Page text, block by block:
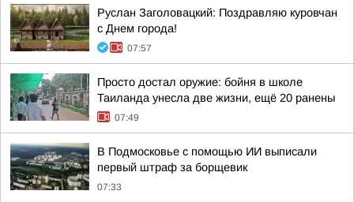
Руслан Заголовацкий: Поздравляю куровчан
с Днем города!
07:57
Просто достал оружие: бойня в школе
Таиланда унесла две жизни, ещё 20 ранены
07:49
В Подмосковье с помощью ИИ выписали
первый штраф за борщевик
07:33